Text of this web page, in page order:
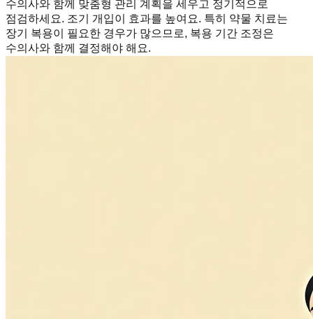
수의사와 함께 맞춤형 관리 계획을 세우고 정기적으로
점검하세요. 조기 개입이 효과를 높여요. 특히 약물 치료는
장기 복용이 필요한 경우가 많으므로, 복용 기간 조정은
수의사와 함께 결정해야 해요.